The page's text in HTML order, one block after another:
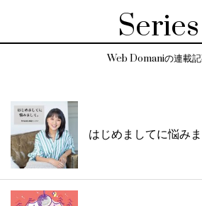
Series
Web Domaniの連載
はじめましてに悩みま